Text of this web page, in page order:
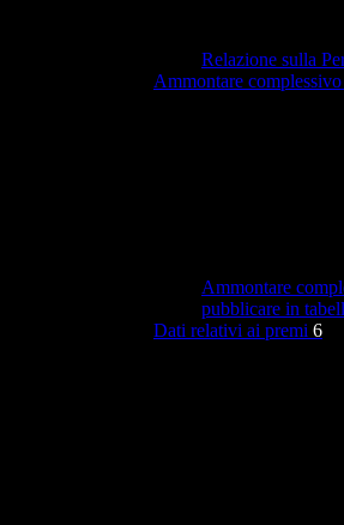
Relazione sulla
Ammontare
Ammontare
pubblicare in
Dati relativi ai premi 6